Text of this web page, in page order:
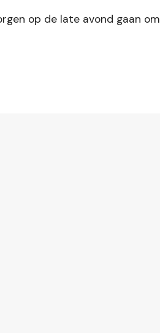
op de late avond gaan om